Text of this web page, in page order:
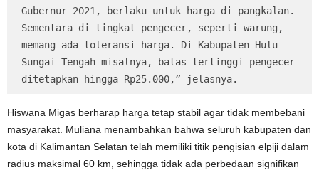
Gubernur 2021, berlaku untuk harga di pangkalan.
Sementara di tingkat pengecer, seperti warung,
memang ada toleransi harga. Di Kabupaten Hulu
Sungai Tengah misalnya, batas tertinggi pengecer
ditetapkan hingga Rp25.000,” jelasnya.
Hiswana Migas berharap harga tetap stabil agar tidak membebani
masyarakat. Muliana menambahkan bahwa seluruh kabupaten dan
kota di Kalimantan Selatan telah memiliki titik pengisian elpiji dalam
radius maksimal 60 km, sehingga tidak ada perbedaan signifikan